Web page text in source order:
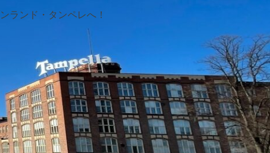
ランド・タンペレへ！